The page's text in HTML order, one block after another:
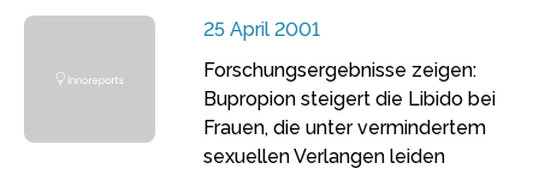
25 April 2001
Forschungsergebnisse zeigen:
Bupropion steigert die Libido bei
Frauen, die unter vermindertem
sexuellen Verlangen leiden